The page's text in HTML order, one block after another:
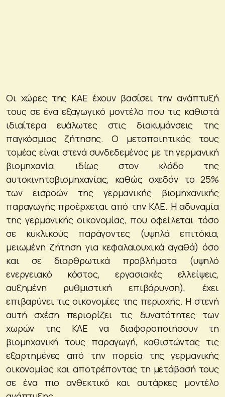
Οι χώρες της ΚΑΕ έχουν βασίσει την ανάπτυξή
τους σε ένα εξαγωγικό μοντέλο που τις καθιστά
ιδιαίτερα ευάλωτες στις διακυμάνσεις της
παγκόσμιας ζήτησης. Ο μεταποιητικός τους
τομέας είναι στενά συνδεδεμένος με τη γερμανική
βιομηχανία, ιδίως στον κλάδο της
αυτοκινητοβιομηχανίας, καθώς σχεδόν το 25%
των εισροών της γερμανικής βιομηχανικής
παραγωγής προέρχεται από την ΚΑΕ. Η αδυναμία
της γερμανικής οικονομίας, που οφείλεται τόσο
σε κυκλικούς παράγοντες (υψηλά επιτόκια,
μειωμένη ζήτηση για κεφαλαιουχικά αγαθά) όσο
και σε διαρθρωτικά προβλήματα (υψηλό
ενεργειακό κόστος, εργασιακές ελλείψεις,
αυξημένη ρυθμιστική επιβάρυνση), έχει
επιβαρύνει τις οικονομίες της περιοχής. Η στενή
αυτή σχέση περιορίζει τις δυνατότητες των
χωρών της ΚΑΕ να διαφοροποιήσουν τη
βιομηχανική τους παραγωγή, καθιστώντας τις
εξαρτημένες από την πορεία της γερμανικής
οικονομίας και αποτρέποντας τη μετάβασή τους
σε ένα πιο ανθεκτικό και αυτάρκες μοντέλο